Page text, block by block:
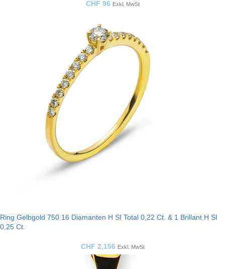
CHF 96 Exkl. MwSt
Ring Gelbgold 750 16 Diamanten H SI Total 0,22 Ct. & 1 Brillant H SI
0,25 Ct.
CHF 2,156 Exkl. MwSt